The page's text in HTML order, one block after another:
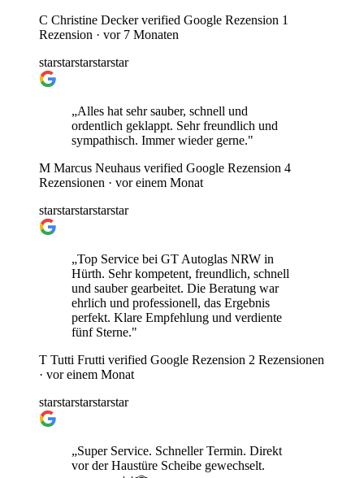
C Christine Decker verified Google Rezension 1
Rezension · vor 7 Monaten
starstarstarstarstar
„Alles hat sehr sauber, schnell und
ordentlich geklappt. Sehr freundlich und
sympathisch. Immer wieder gerne."
M Marcus Neuhaus verified Google Rezension 4
Rezensionen · vor einem Monat
starstarstarstarstar
„Top Service bei GT Autoglas NRW in
Hürth. Sehr kompetent, freundlich, schnell
und sauber gearbeitet. Die Beratung war
ehrlich und professionell, das Ergebnis
perfekt. Klare Empfehlung und verdiente
fünf Sterne."
T Tutti Frutti verified Google Rezension 2 Rezensionen
· vor einem Monat
starstarstarstarstar
„Super Service. Schneller Termin. Direkt
vor der Haustüre Scheibe gewechselt.